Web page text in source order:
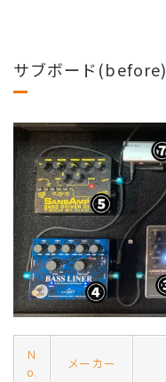
サブボード(before)
N
o.
メーカー